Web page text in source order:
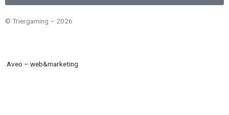
© Triergaming – 2026
Aveo – web&marketing